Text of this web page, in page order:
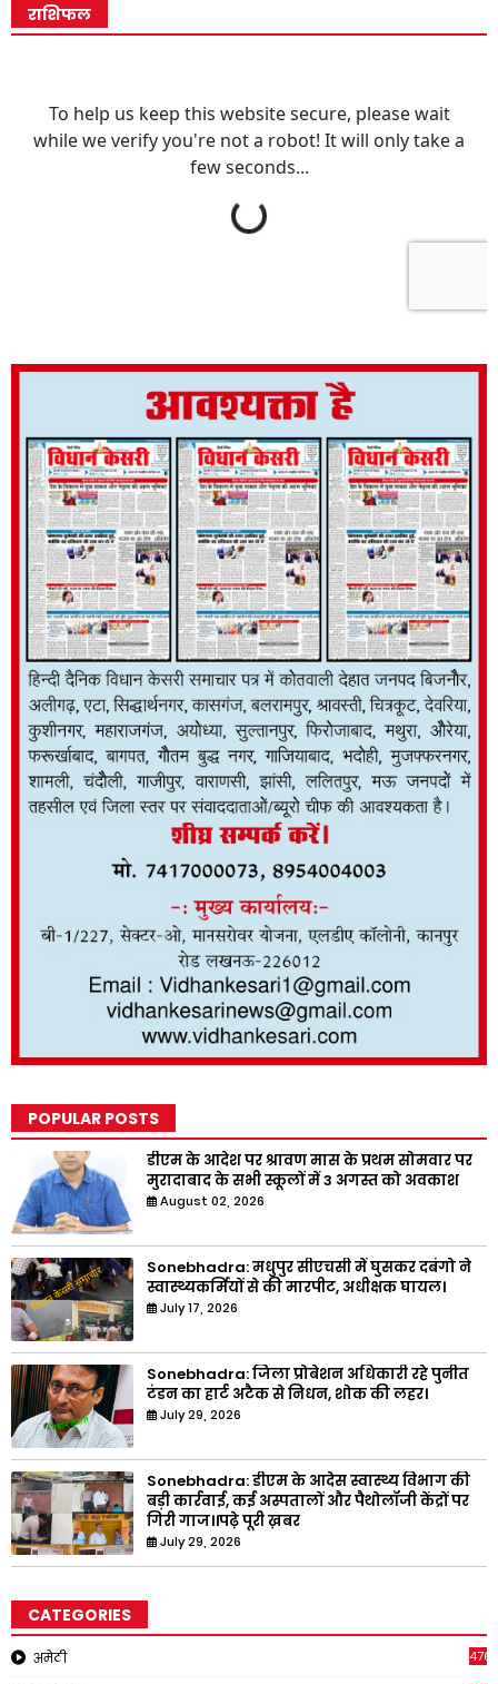
राशिफल
POPULAR POSTS
डीएम के आदेश पर श्रावण मास के प्रथम सोमवार पर
मुरादाबाद के सभी स्कूलों में 3 अगस्त को अवकाश
August 02, 2026
Sonebhadra: मधुपुर सीएचसी में घुसकर दबंगो ने
स्वास्थ्यकर्मियों से की मारपीट, अधीक्षक घायल।
July 17, 2026
Sonebhadra: जिला प्रोबेशन अधिकारी रहे पुनीत
टंडन का हार्ट अटैक से निधन, शोक की लहर।
July 29, 2026
Sonebhadra: डीएम के आदेस स्वास्थ्य विभाग की
बड़ी कार्रवाई, कई अस्पतालों और पैथोलॉजी केंद्रों पर
गिरी गाज।।पढ़े पूरी ख़बर
July 29, 2026
CATEGORIES
अमेठी